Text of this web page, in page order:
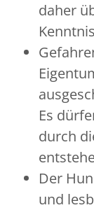
daher
Es
durch
Der
und